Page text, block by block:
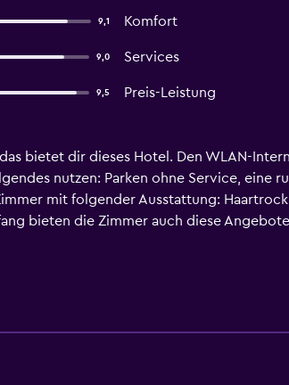
9,1 Komfort
9,0 Services
9,5 Preis-Leistung
bietet dir dieses Hotel. Den WLAN-
nutzen: Parken ohne Service, eine
mit folgender Ausstattung:
bieten die Zimmer auch diese
Duschen mit Regenduschen. Dieses
täglich angeboten. Auf Anfrage